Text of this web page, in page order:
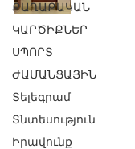
ՔԱՂԱՔԱԿԱՆ
ԿԱՐԾԻՔՆԵՐ
ՍՊՈՐՏ
ԺԱՄԱՆՑԱՅԻՆ
Տելեգրամ
Տնտեսություն
Իրավունք